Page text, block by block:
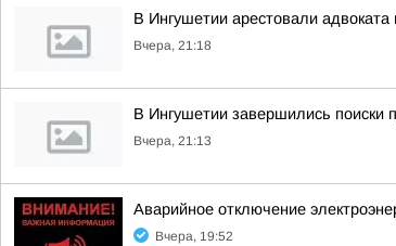
В Ингушетии арестовали
Вчера, 21:18
В Ингушетии завершились поиски
Вчера, 21:13
Аварийное отключение
Вчера, 19:52